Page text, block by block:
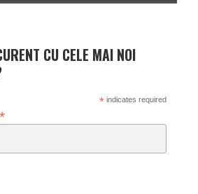
CU CELE MAI NOI
*indicates required
*